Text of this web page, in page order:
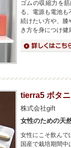
ゴムの収縮力を
る、電源も電池
続けたい方や、膝
き方を身につけ
詳細はこちら
tierra5 ボタ
株式会社gift
女性のための天
女性にこそ飲んで
国産で栽培期間